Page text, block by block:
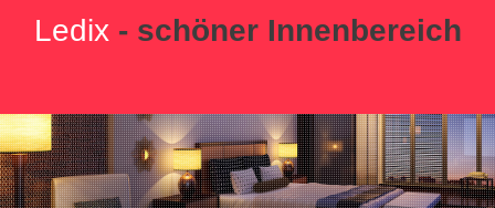
Ledix - schöner Innenbereich